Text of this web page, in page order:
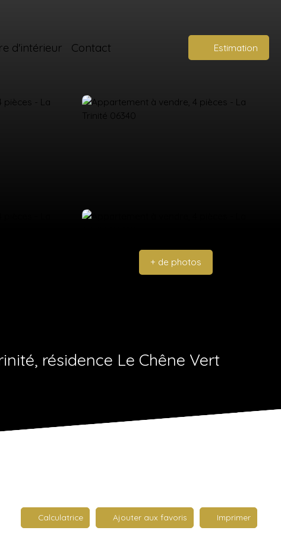
d'intérieur Contact Estimation
+ de photos
résidence Le Chêne Vert
Calculatrice Ajouter aux favoris Imprimer